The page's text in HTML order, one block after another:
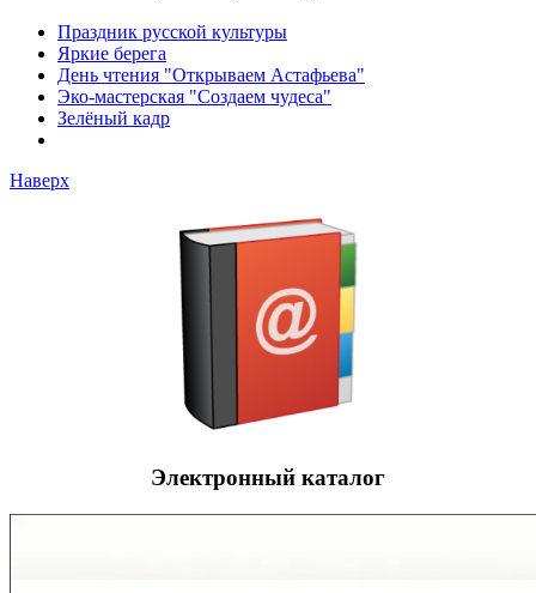
Праздник русской культуры
Яркие берега
День чтения "Открываем Астафьева"
Эко-мастерская "Создаем чудеса"
Зелёный кадр
Наверх
Электронный каталог